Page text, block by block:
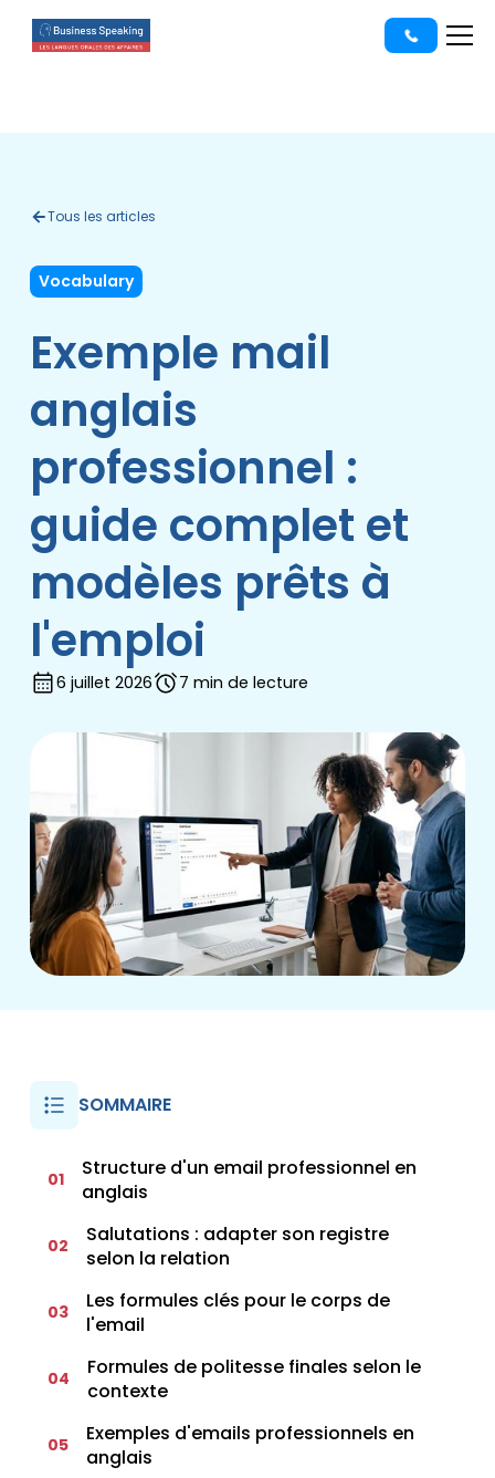
Tous les articles
Vocabulary
Exemple mail
anglais
professionnel :
guide complet et
modèles prêts à
l'emploi
6 juillet 2026 7 min de lecture
SOMMAIRE
01
Structure d'un email professionnel en
anglais
02
Salutations : adapter son registre
selon la relation
03
Les formules clés pour le corps de
l'email
04
Formules de politesse finales selon le
contexte
05
Exemples d'emails professionnels en
anglais